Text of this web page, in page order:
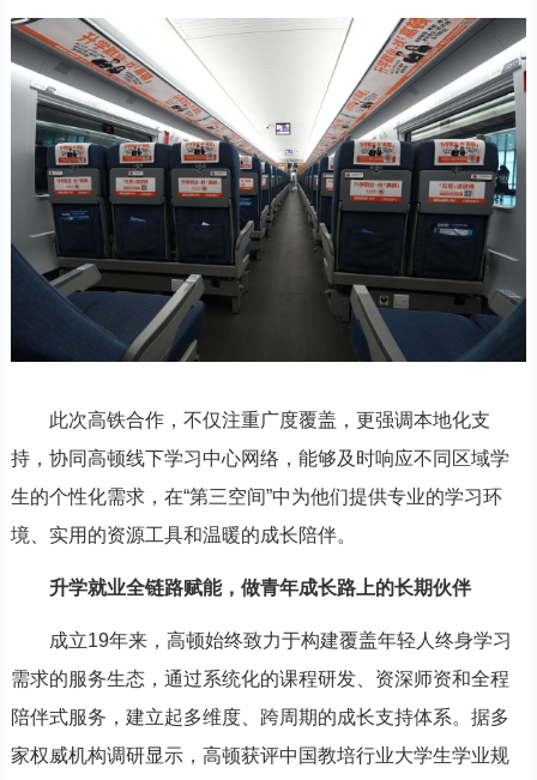
此次高铁合作，不仅注重广度覆盖，更强调本地化支
持，协同高顿线下学习中心网络，能够及时响应不同区域学
生的个性化需求，在“第三空间”中为他们提供专业的学习环
境、实用的资源工具和温暖的成长陪伴。
升学就业全链路赋能，做青年成长路上的长期伙伴
成立19年来，高顿始终致力于构建覆盖年轻人终身学习
需求的服务生态，通过系统化的课程研发、资深师资和全程
陪伴式服务，建立起多维度、跨周期的成长支持体系。据多
家权威机构调研显示，高顿获评中国教培行业大学生学业规